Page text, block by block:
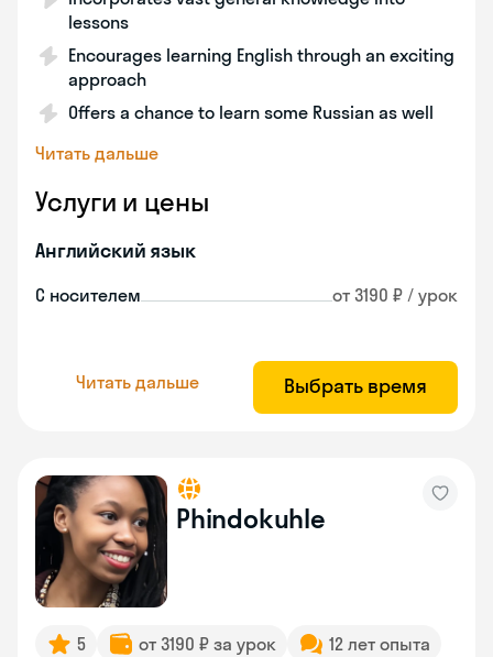
lessons
Encourages learning English through an exciting
approach
Offers a chance to learn some Russian as well
Читать дальше
Услуги и цены
Английский язык
С носителем от 3190 ₽ / урок
Читать дальше Выбрать время
Phindokuhle
5 от 3190 ₽ за урок
12 лет опыта